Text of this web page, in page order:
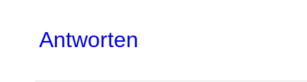
Antworten